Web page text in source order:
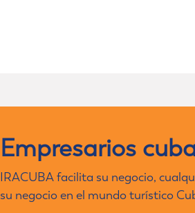
Empresarios
IRACUBA facilita su negocio,
su negocio en el mundo turístico